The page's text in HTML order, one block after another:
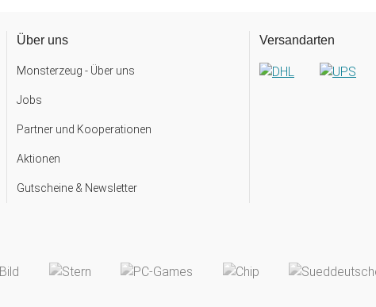
Über uns
Monsterzeug - Über uns
Jobs
Partner und Kooperationen
Aktionen
Gutscheine & Newsletter
Versandarten